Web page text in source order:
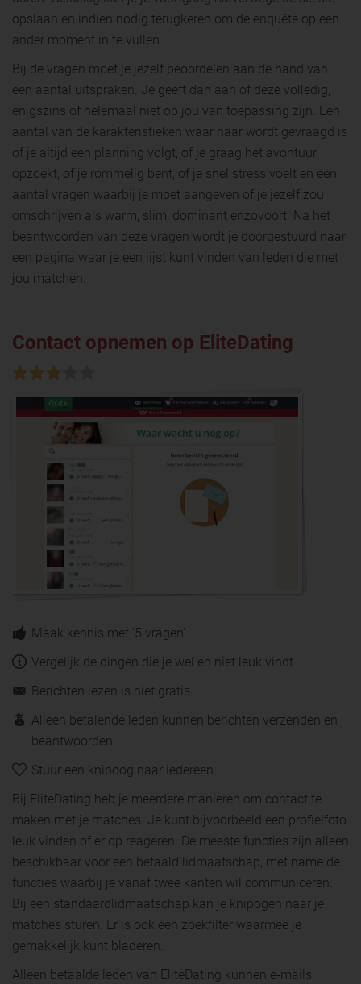
opslaan en indien nodig terugkeren om de enquête op een
ander moment in te vullen.
Bij de vragen moet je jezelf beoordelen aan de hand van
een aantal uitspraken. Je geeft dan aan of deze volledig,
enigszins of helemaal niet op jou van toepassing zijn. Een
aantal van de karakteristieken waar naar wordt gevraagd is
of je altijd een planning volgt, of je graag het avontuur
opzoekt, of je rommelig bent, of je snel stress voelt en een
aantal vragen waarbij je moet aangeven of je jezelf zou
omschrijven als warm, slim, dominant enzovoort. Na het
beantwoorden van deze vragen wordt je doorgestuurd naar
een pagina waar je een lijst kunt vinden van leden die met
jou matchen.
Contact opnemen op EliteDating
Maak kennis met ‘5 vragen’
Vergelijk de dingen die je wel en niet leuk vindt
Berichten lezen is niet gratis
Alleen betalende leden kunnen berichten verzenden en
beantwoorden
Stuur een knipoog naar iedereen
Bij EliteDating heb je meerdere manieren om contact te
maken met je matches. Je kunt bijvoorbeeld een profielfoto
leuk vinden of er op reageren. De meeste functies zijn alleen
beschikbaar voor een betaald lidmaatschap, met name de
functies waarbij je vanaf twee kanten wil communiceren.
Bij een standaardlidmaatschap kan je knipogen naar je
matches sturen. Er is ook een zoekfilter waarmee je
gemakkelijk kunt bladeren.
Alleen betaalde leden van EliteDating kunnen e-mails